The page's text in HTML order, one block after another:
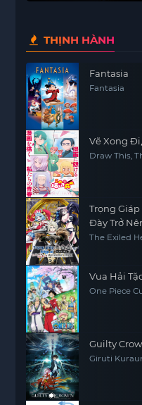
THỊNH HÀNH
Fantasia
Fantasia
Vẽ Xong
Draw This,
Trọng
Đày Trở
Game
The Exiled
Vua Hải
One Piece
Guilty
Giruti